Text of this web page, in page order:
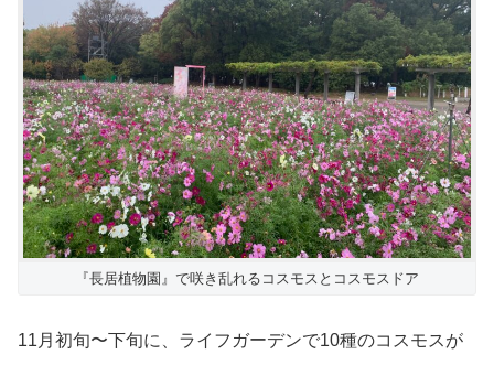
『長居植物園』で咲き乱れるコスモスとコスモスドア
11月初旬〜下旬に、ライフガーデンで10種のコスモスが